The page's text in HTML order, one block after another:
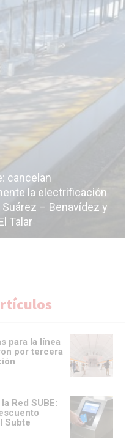
cancelan
la electrificación
– Benavídez y
Talar
para la línea
por tercera
Red SUBE:
Subte